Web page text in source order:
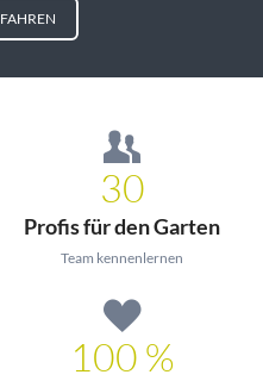
30
Profis für den Garten
Team kennenlernen
100 %